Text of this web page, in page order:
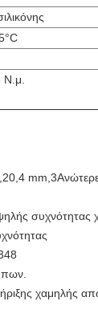
συχνότητας
χαμηλής